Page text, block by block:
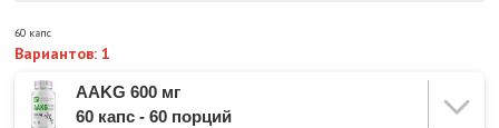
60 капс
Вариантов: 1
AAKG 600 мг
60 капс - 60 порций